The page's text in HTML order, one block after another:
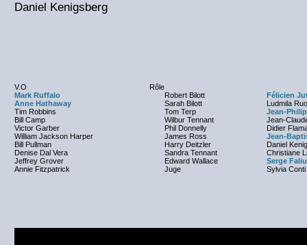
Daniel Kenigsberg
V.O
Rôle
Mark Ruffalo
Robert Bilott
Félicien
Anne Hathaway
Sarah Bilott
Ludmila
Tim Robbins
Tom Terp
Jean-
Bill Camp
Wilbur Tennant
Jean-
Victor Garber
Phil Donnelly
Didier
William Jackson Harper
James Ross
Jean-
Bill Pullman
Harry Deitzler
Daniel
Denise Dal Vera
Sandra Tennant
Christiane
Jeffrey Grover
Edward Wallace
Serge Faliu
Annie Fitzpatrick
Juge Sylvia Conti